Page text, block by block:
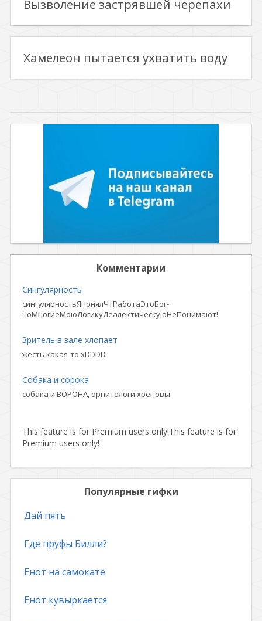
Вызволение застрявшей черепахи
Хамелеон пытается ухватить воду
Комментарии
Сингулярность
сингулярностьЯпонялЧтРаботаЭтоБог-
ноМногиеМоюЛогикуДеалектическуюНеПонимают!
Зритель в зале хлопает
жесть какая-то xDDDD
Собака и сорока
собака и ВОРОНА, орнитологи хреновы
This feature is for Premium users only!This feature is for
Premium users only!
Популярные гифки
Дай пять
Где пруфы Билли?
Енот на самокате
Енот кувыркается